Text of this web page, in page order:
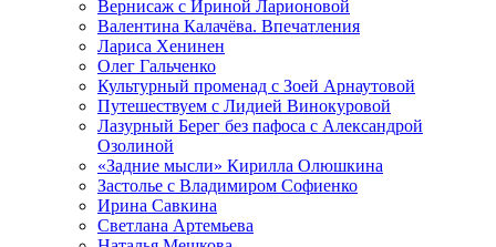
Вернисаж с Ириной Ларионовой
Валентина Калачёва. Впечатления
Лариса Хенинен
Олег Гальченко
Культурный променад с Зоей Арнаутовой
Путешествуем с Лидией Винокуровой
Лазурный Берег без пафоса с Александрой
Озолиной
«Задние мысли» Кирилла Олюшкина
Застолье с Владимиром Софиенко
Ирина Савкина
Светлана Артемьева